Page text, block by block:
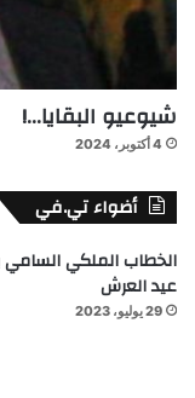
شيوعيو البقايا…!
4 أكتوبر، 2024
أضواء تي.في
الخطاب الملكي السامي
عيد العرش
29 يوليو، 2023